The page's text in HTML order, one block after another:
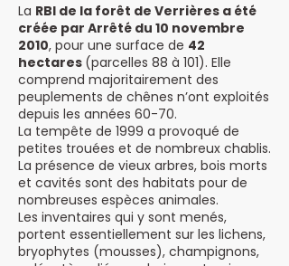
La RBI de la forêt de Verrières a été
créée par Arrêté du 10 novembre
2010, pour une surface de 42
hectares (parcelles 88 à 101). Elle
comprend majoritairement des
peuplements de chênes n’ont exploités
depuis les années 60-70.
La tempête de 1999 a provoqué de
petites trouées et de nombreux chablis.
La présence de vieux arbres, bois morts
et cavités sont des habitats pour de
nombreuses espèces animales.
Les inventaires qui y sont menés,
portent essentiellement sur les lichens,
bryophytes (mousses), champignons,